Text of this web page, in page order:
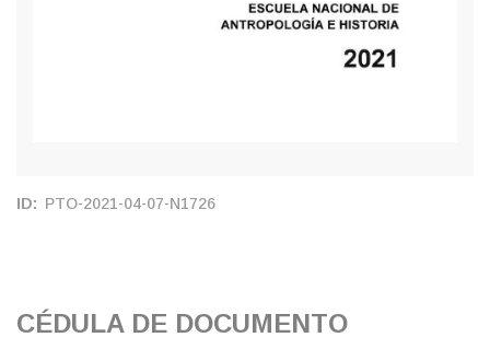
ID PTO-2021-04-07-N1726
CÉDULA DE DOCUMENTO